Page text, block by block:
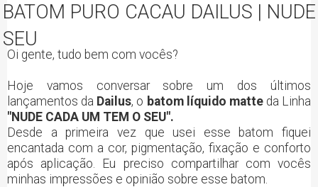
BATOM PURO CACAU DAILUS |
SEU
Oi gente, tudo bem com vocês?
Hoje vamos conversar sobre um dos últimos
lançamentos da Dailus, o batom líquido matteda Linha
"NUDE CADA UM TEM O SEU".
Desde a primeira vez que usei esse batom fiquei
encantada com a cor, pigmentação, fixação e conforto
após aplicação. Eu preciso compartilhar com vocês
minhas impressões e opinião sobre esse batom.